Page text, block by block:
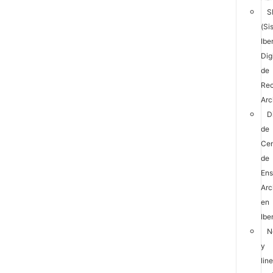
de
de
de
en
y